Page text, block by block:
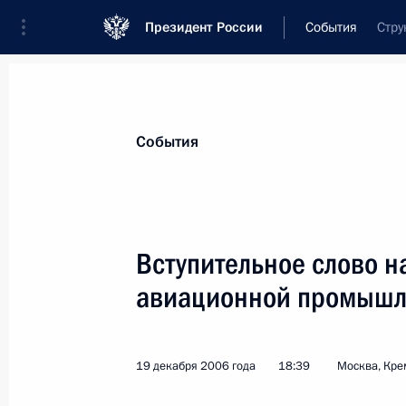
Президент России События
Новости
Послания Федеральному Собранию
Заявления по важнейшим вопросам
Речи и обращения
События
Вступительное слово
авиационной
19 декабря 2006 года 18:39 Москва,